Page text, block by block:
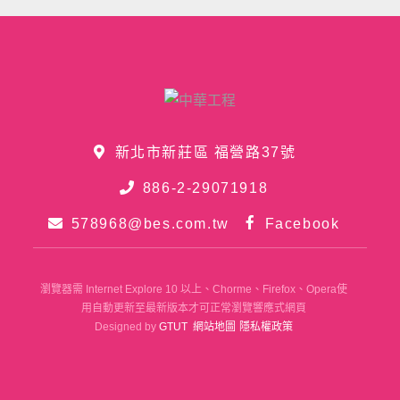
新北市新莊區 福營路37號
886-2-29071918
578968@bes.com.tw Facebook
瀏覽器需 Internet Explore 10 以上、Chorme、Firefox、Opera使
用自動更新至最新版本才可正常瀏覽響應式網頁
Designed by GTUT 網站地圖 隱私權政策